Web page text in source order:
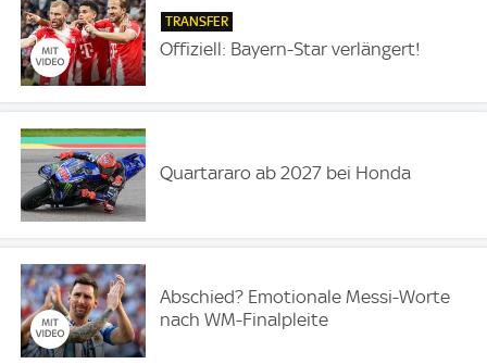
TRANSFER
Offiziell: Bayern-Star verlängert!
Quartararo ab 2027 bei Honda
Abschied? Emotionale Messi-Worte
nach WM-Finalpleite